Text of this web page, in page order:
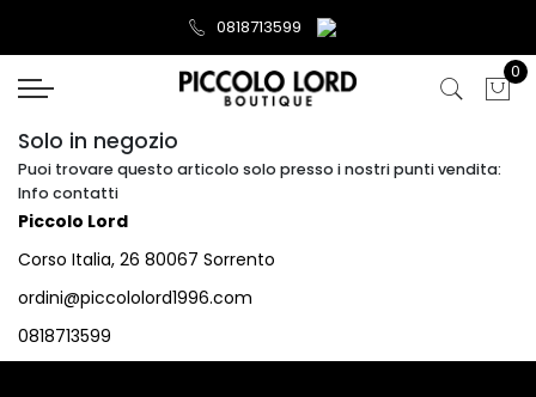
0818713599
0
Solo in negozio
Puoi trovare questo articolo solo presso i nostri punti vendita:
Info contatti
Piccolo Lord
Corso Italia, 26 80067 Sorrento
ordini@piccololord1996.com
0818713599